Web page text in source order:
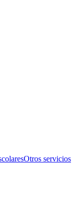
Otros servicios